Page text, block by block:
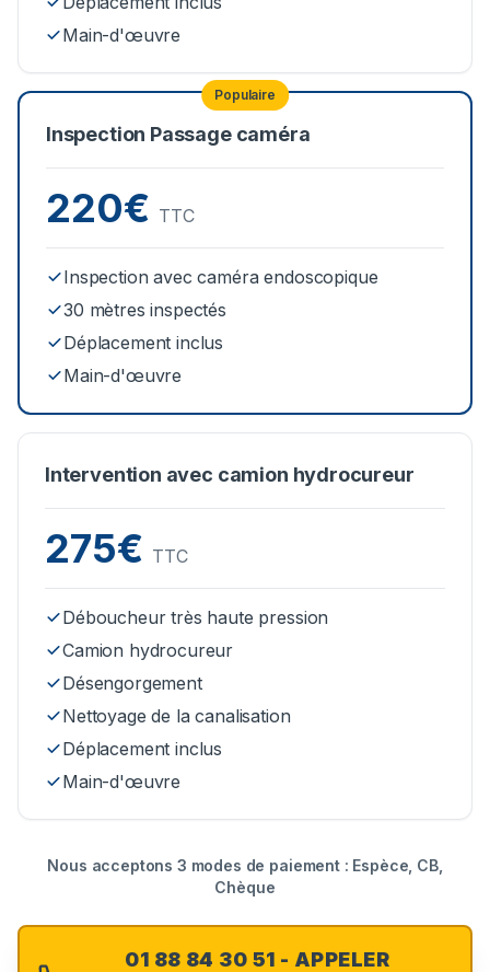
Main-d'œuvre
Populaire
Inspection Passage caméra
220€ TTC
Inspection avec caméra endoscopique
30 mètres inspectés
Déplacement inclus
Main-d'œuvre
Intervention avec camion hydrocureur
275€ TTC
Déboucheur très haute pression
Camion hydrocureur
Désengorgement
Nettoyage de la canalisation
Déplacement inclus
Main-d'œuvre
Nous acceptons 3 modes de paiement : Espèce, CB,
Chèque
01 88 84 30 51 - APPELER